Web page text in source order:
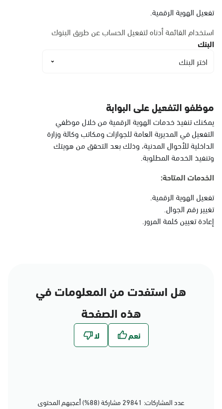
الدمام, الدمام أحوال
الشاطئ مول
الدمام, الدمام أحوال
الشاطئ مول قسم النساء
الأحد - الخميس (08:00-14:30)
التوجه للموقع
التوجه للموقع
الدمام, الدمام - الشاطئ
مول
تفعيل الهوية الرقمية.
استخدام القائمة أدناه لتفعيل الحساب عن طريق البنوك
البنك
اختر البنك
موظفو التفعيل على البوابة
يمكنك تنفيذ خدمات الهوية الرقمية من خلال موظفي
التفعيل في المديرية العامة للجوازات ومكاتب وكالة وزارة
الداخلية للأحوال المدنية، وذلك بعد التحقق من هويتك
وتنفيذ الخدمة المطلوبة.
الخدمات المتاحة:
تفعيل الهوية الرقمية.
تغيير رقم الجوال.
إعادة تعيين كلمة المرور.
هل استفدت من المعلومات في
هذه الصفحة
عدد المشاركات: 29841 مشاركة (88%) أعجبهم المحتوى